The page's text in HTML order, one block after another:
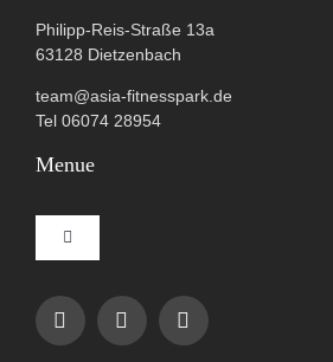
Philipp-Reis-Straße 13a
63128 Dietzenbach
team@asia-fitnesspark.de
Tel 06074 28954
Menue
Toggle
Navigation
Impressum